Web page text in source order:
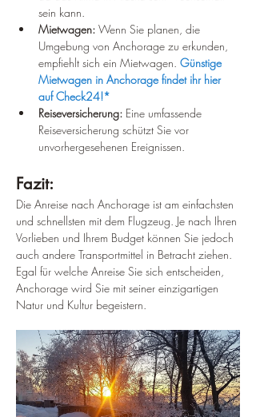
sein kann.
Mietwagen: Wenn Sie planen, die
Umgebung von Anchorage zu erkunden,
empfiehlt sich ein Mietwagen. Günstige
Mietwagen in Anchorage findet ihr hier
auf Check24!*
Reiseversicherung: Eine umfassende
Reiseversicherung schützt Sie vor
unvorhergesehenen Ereignissen.
Fazit:
Die Anreise nach Anchorage ist am einfachsten
und schnellsten mit dem Flugzeug. Je nach Ihren
Vorlieben und Ihrem Budget können Sie jedoch
auch andere Transportmittel in Betracht ziehen.
Egal für welche Anreise Sie sich entscheiden,
Anchorage wird Sie mit seiner einzigartigen
Natur und Kultur begeistern.